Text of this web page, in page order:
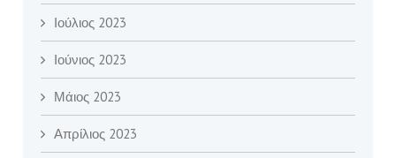
Ιούλιος 2023
Ιούνιος 2023
Μάιος 2023
Απρίλιος 2023